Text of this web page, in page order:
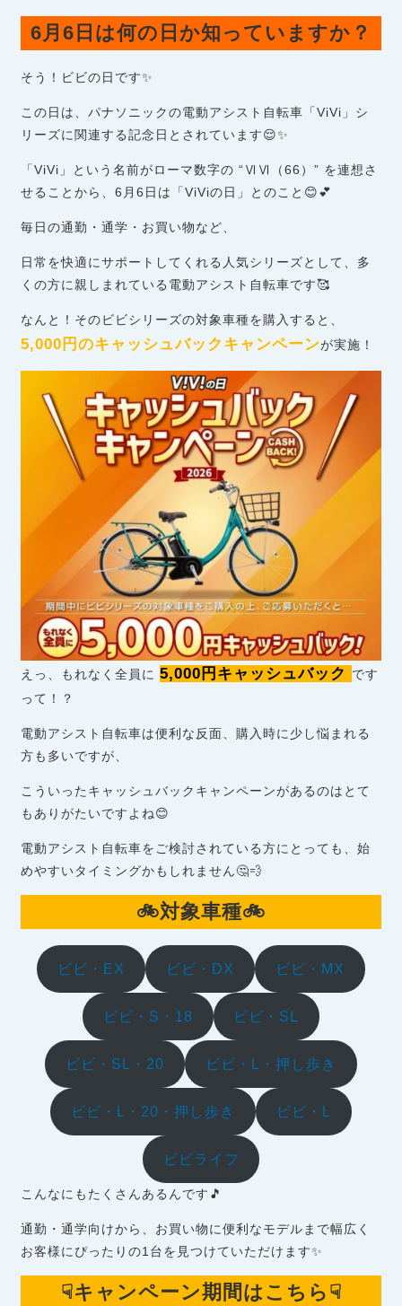
6月6日は何の日か知っていますか？
そう！ビビの日です✨
この日は、パナソニックの電動アシスト自転車「ViVi」シ
リーズに関連する記念日とされています😌✨
「ViVi」という名前がローマ数字の “ⅥⅥ（66）” を連想さ
せることから、6月6日は「ViViの日」とのこと😊💕
毎日の通勤・通学・お買い物など、
日常を快適にサポートしてくれる人気シリーズとして、多
くの方に親しまれている電動アシスト自転車です🥰
なんと！そのビビシリーズの対象車種を購入すると、
5,000円のキャッシュバックキャンペーンが実施！
えっ、もれなく全員に5,000円キャッシュバック
です
って！？
電動アシスト自転車は便利な反面、購入時に少し悩まれる
方も多いですが、
こういったキャッシュバックキャンペーンがあるのはとて
もありがたいですよね😊
電動アシスト自転車をご検討されている方にとっても、始
めやすいタイミングかもしれません🤔💨
🚲対象車種🚲
ビビ・EX ビビ・DX ビビ・MX
ビビ・S・18 ビビ・SL
ビビ・SL・20 ビビ・L・押し歩き
ビビ・L・20・押し歩き ビビ・L
ビビライフ
こんなにもたくさんあるんです🎵
通勤・通学向けから、お買い物に便利なモデルまで幅広く
お客様にぴったりの1台を見つけていただけます✨
☟キャンペーン期間はこちら☟